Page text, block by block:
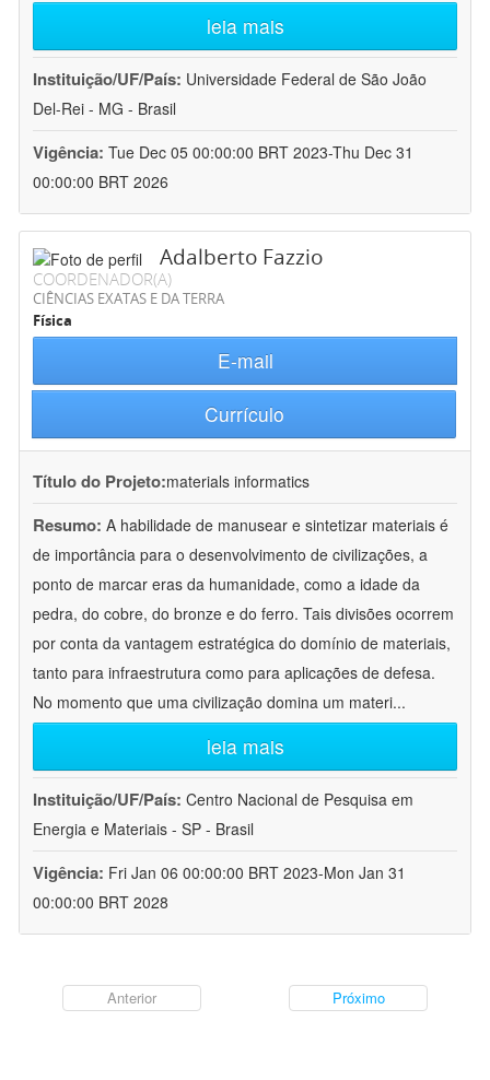
leia mais
Instituição/UF/País: Universidade Federal de São João
Del-Rei - MG - Brasil
Vigência: Tue Dec 05 00:00:00 BRT 2023-Thu Dec 31
00:00:00 BRT 2026
Adalberto Fazzio
COORDENADOR(A)
CIÊNCIAS EXATAS E DA TERRA
Física
E-mail
Currículo
Título do Projeto:materials informatics
Resumo: A habilidade de manusear e sintetizar materiais é
de importância para o desenvolvimento de civilizações, a
ponto de marcar eras da humanidade, como a idade da
pedra, do cobre, do bronze e do ferro. Tais divisões ocorrem
por conta da vantagem estratégica do domínio de materiais,
tanto para infraestrutura como para aplicações de defesa.
No momento que uma civilização domina um materi...
leia mais
Instituição/UF/País: Centro Nacional de Pesquisa em
Energia e Materiais - SP - Brasil
Vigência: Fri Jan 06 00:00:00 BRT 2023-Mon Jan 31
00:00:00 BRT 2028
Anterior Próximo